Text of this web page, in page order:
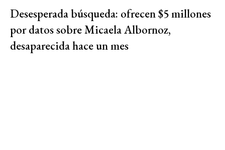
Desesperada búsqueda: ofrecen $5 millones
por datos sobre Micaela Albornoz,
desaparecida hace un mes